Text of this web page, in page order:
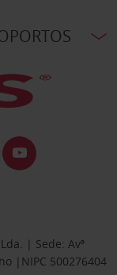
| Sede: Avª
|NIPC 500276404